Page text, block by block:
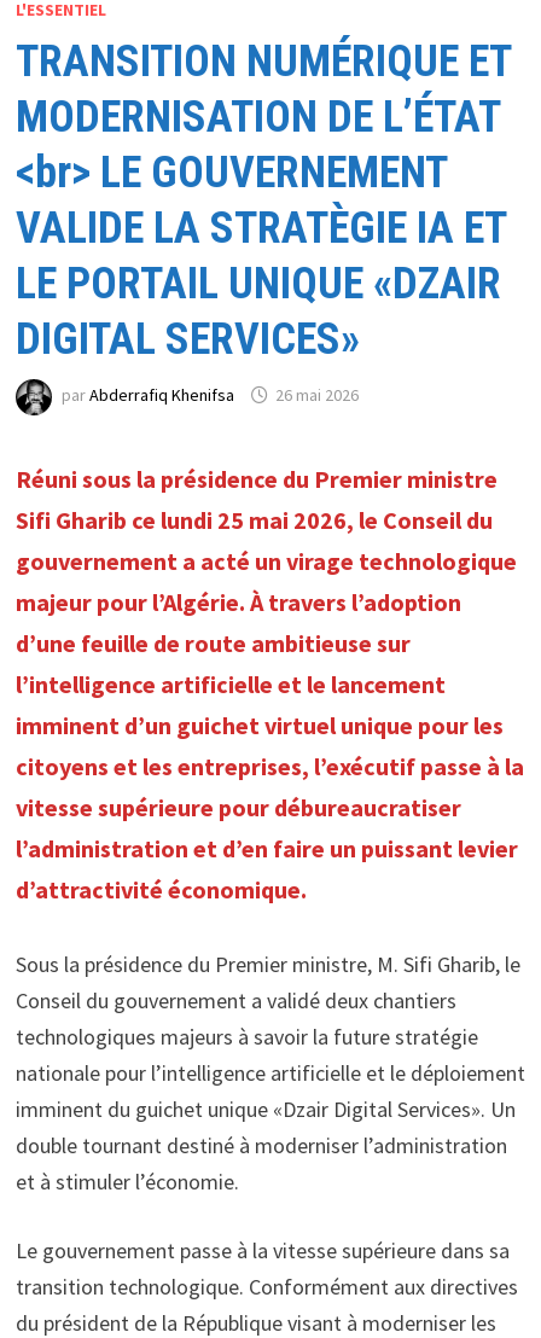
L'ESSENTIEL
TRANSITION NUMÉRIQUE ET
MODERNISATION DE L’ÉTAT
<br> LE GOUVERNEMENT
VALIDE LA STRATÈGIE IA ET
LE PORTAIL UNIQUE «DZAIR
DIGITAL SERVICES»
parAbderrafiq Khenifsa 26 mai 2026
Réuni sous la présidence du Premier ministre
Sifi Gharib ce lundi 25 mai 2026, le Conseil du
gouvernement a acté un virage technologique
majeur pour l’Algérie. À travers l’adoption
d’une feuille de route ambitieuse sur
l’intelligence artificielle et le lancement
imminent d’un guichet virtuel unique pour les
citoyens et les entreprises, l’exécutif passe à la
vitesse supérieure pour débureaucratiser
l’administration et d’en faire un puissant levier
d’attractivité économique.
Sous la présidence du Premier ministre, M. Sifi Gharib, le
Conseil du gouvernement a validé deux chantiers
technologiques majeurs à savoir la future stratégie
nationale pour l’intelligence artificielle et le déploiement
imminent du guichet unique «Dzair Digital Services». Un
double tournant destiné à moderniser l’administration
et à stimuler l’économie.
Le gouvernement passe à la vitesse supérieure dans sa
transition technologique. Conformément aux directives
du président de la République visant à moderniser les